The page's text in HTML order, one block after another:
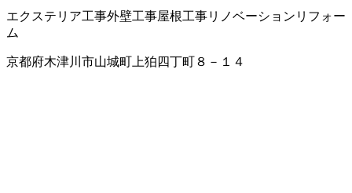
エクステリア工事外壁工事屋根工事リノベーション リフォー
ム
京都府木津川市山城町上狛四丁町８－１４